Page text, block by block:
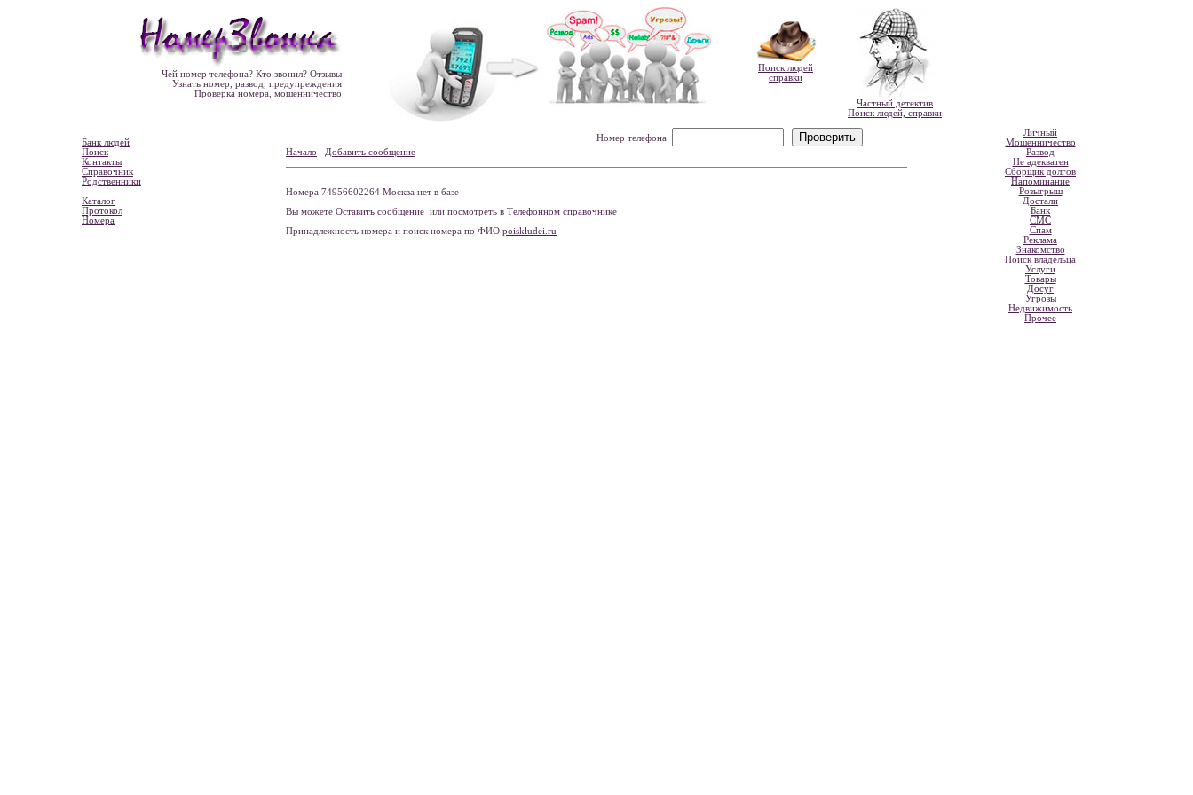
Чей номер телефона? Кто звонил? Отзывы
Узнать номер, развод, предупреждения
Проверка номера, мошенничество
Поиск людей
справки
Частный детектив
Поиск людей, справки
Банк людей
Поиск
Контакты
Справочник
Родственники
Каталог
Протокол
Номера
Номер телефона
Начало
Добавить сообщение
Номера 74956602264 Москва нет в базе
Вы можете Оставить сообщение или посмотреть в Телефонном справочнике
Принадлежность номера и поиск номера по ФИО poiskludei.ru
Личный
Мошенничество
Развод
Не адекватен
Сборщик долгов
Напоминание
Розыгрыш
Достали
Банк
СМС
Спам
Реклама
Знакомство
Поиск владельца
Услуги
Товары
Досуг
Угрозы
Недвижимость
Прочее